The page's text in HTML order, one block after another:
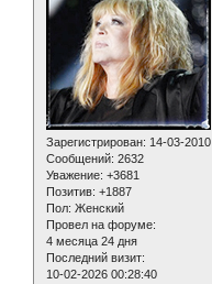
Зарегистрирован: 14-03-2010
Сообщений: 2632
Уважение: +3681
Позитив: +1887
Пол: Женский
Провел на форуме:
4 месяца 24 дня
Последний визит:
10-02-2026 00:28:40